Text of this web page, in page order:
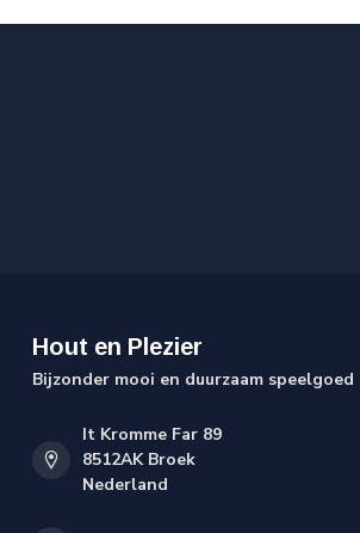
Hout en Plezier
Bijzonder mooi en duurzaam speelgoed
It Kromme Far 89
8512AK Broek
Nederland